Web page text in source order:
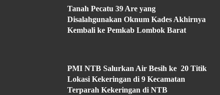
Tanah Pecatu 39 Are yang
Disalahgunakan Oknum Kades Akhirnya
Kembali ke Pemkab Lombok Barat
PMI NTB Salurkan Air Besih ke 20 Titik
Lokasi Kekeringan di 9 Kecamatan
Terparah Kekeringan di NTB